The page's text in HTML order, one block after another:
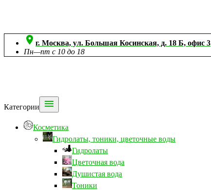
 г. Москва, ул. Большая Косинская, д. 18 Б, офис 3
Пн—пт с 10 до 18
Категории 
Косметика
Гидролаты, тоники, цветочные воды
Гидролаты
Цветочная вода
Душистая вода
Тоники